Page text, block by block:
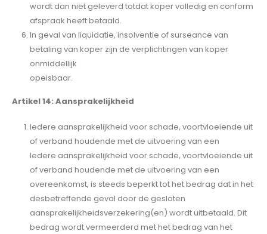
wordt dan niet geleverd totdat koper volledig en conform
afspraak heeft betaald.
In geval van liquidatie, insolventie of surseance van
betaling van koper zijn de verplichtingen van koper
onmiddellijk
opeisbaar.
Artikel 14: Aansprakelijkheid
Iedere aansprakelijkheid voor schade, voortvloeiende uit
of verband houdende met de uitvoering van een
Iedere aansprakelijkheid voor schade, voortvloeiende uit
of verband houdende met de uitvoering van een
overeenkomst, is steeds beperkt tot het bedrag dat in het
desbetreffende geval door de gesloten
aansprakelijkheidsverzekering(en) wordt uitbetaald. Dit
bedrag wordt vermeerderd met het bedrag van het